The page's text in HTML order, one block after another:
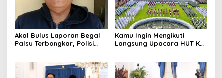
Akal Bulus Laporan Begal
Palsu Terbongkar, Polisi
Kamu Ingin Mengikuti
Langsung Upacara HUT Ke-
Pendaftaran Resminya di
Sini